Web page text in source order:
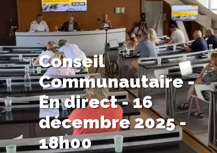
Conseil
Communautaire -
En direct - 16
décembre 2025 -
18h00